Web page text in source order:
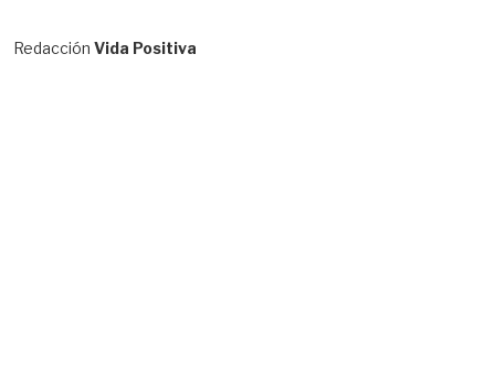
Redacción Vida Positiva